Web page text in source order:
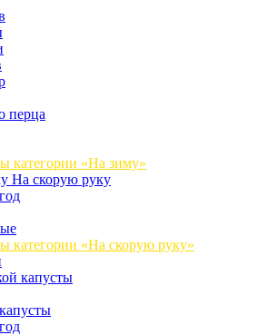
перца
категории «На зиму»
На скорую руку
категории «На скорую руку»
капусты